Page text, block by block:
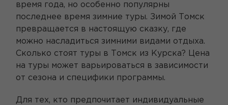
время года, но особенно популярны
последнее время зимние туры. Зимой Томск
превращается в настоящую сказку, где
можно насладиться зимними видами отдыха.
Сколько стоят туры в Томск из Курска? Цена
на туры может варьироваться в зависимости
от сезона и специфики программы.
Для тех, кто предпочитает индивидуальные